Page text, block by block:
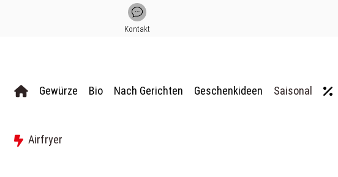
Kontakt
Gewürze Bio Nach Gerichten Geschenkideen Saisonal
Airfryer